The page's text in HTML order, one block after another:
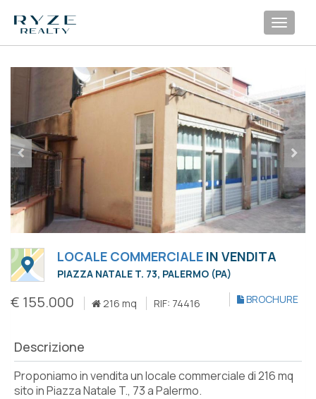
LOCALE COMMERCIALE IN VENDITA
PIAZZA NATALE T. 73, PALERMO (PA)
€ 155.000 216 mq RIF: 74416 BROCHURE
Descrizione
Proponiamo in vendita un locale commerciale di 216 mq
sito in Piazza Natale T., 73 a Palermo.